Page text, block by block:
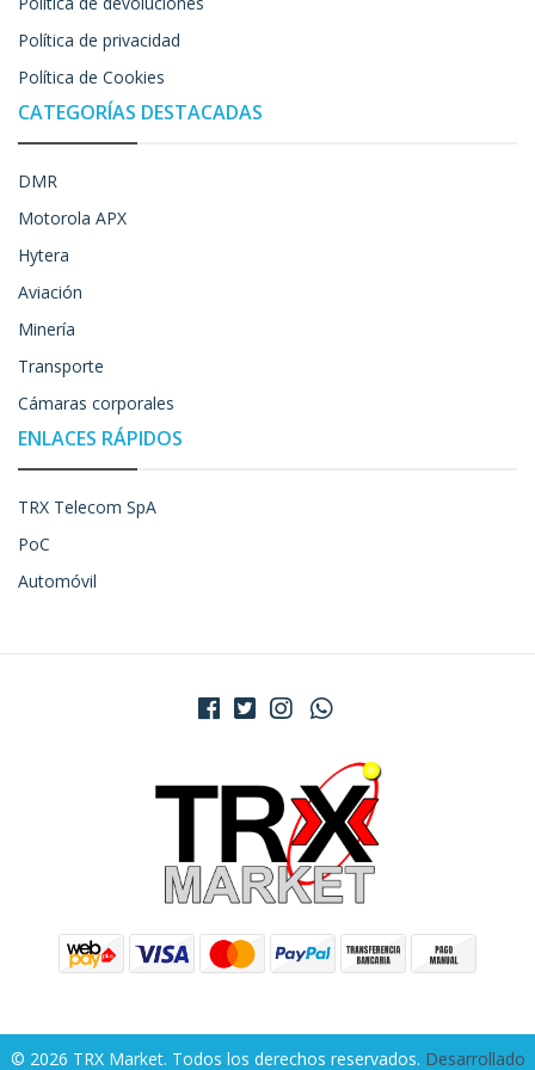
Política de privacidad
Política de Cookies
CATEGORÍAS DESTACADAS
DMR
Motorola APX
Hytera
Aviación
Minería
Transporte
Cámaras corporales
ENLACES RÁPIDOS
TRX Telecom SpA
PoC
Automóvil
© 2026 TRX Market. Todos los derechos reservados. Desarrollado